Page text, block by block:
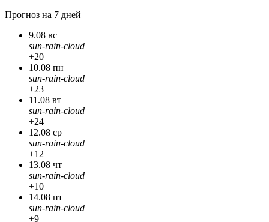
Прогноз на 7 дней
9.08 вс
sun-rain-cloud
+20
10.08 пн
sun-rain-cloud
+23
11.08 вт
sun-rain-cloud
+24
12.08 ср
sun-rain-cloud
+12
13.08 чт
sun-rain-cloud
+10
14.08 пт
sun-rain-cloud
+9